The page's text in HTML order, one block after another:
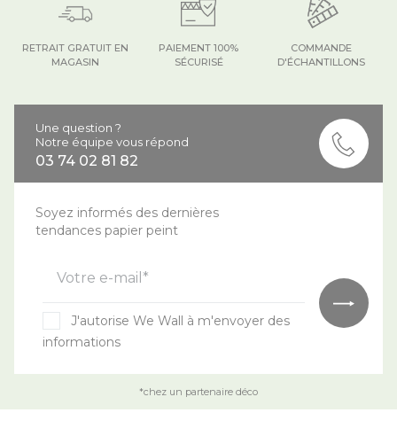
COMMANDE
D'ÉCHANTILLONS
PAIEMENT 100%
SÉCURISÉ
RETRAIT GRATUIT EN
MAGASIN
Une question ?
Notre équipe vous répond
03 74 02 81 82
Soyez informés des dernières
tendances papier peint
Votre e-mail*
J'autorise We Wall à m'envoyer des
informations
*chez un partenaire déco